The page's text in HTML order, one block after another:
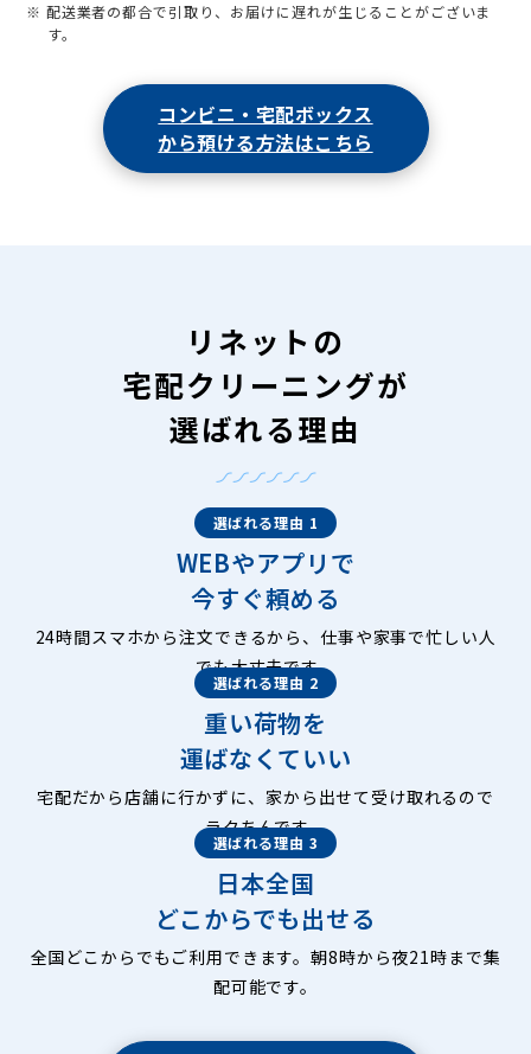
※ 配送業者の都合で引取り、お届けに遅れが生じることがございま
す。
コンビニ・宅配ボックス
から預ける方法はこちら
リネットの
宅配クリーニングが
選ばれる理由
選ばれる理由 1
WEBやアプリで
今すぐ頼める
24時間スマホから注文できるから、仕事や家事で忙しい人
でも大丈夫です。
選ばれる理由 2
重い荷物を
運ばなくていい
宅配だから店舗に行かずに、家から出せて受け取れるので
ラクちんです。
選ばれる理由 3
日本全国
どこからでも出せる
全国どこからでもご利用できます。朝8時から夜21時まで集
配可能です。